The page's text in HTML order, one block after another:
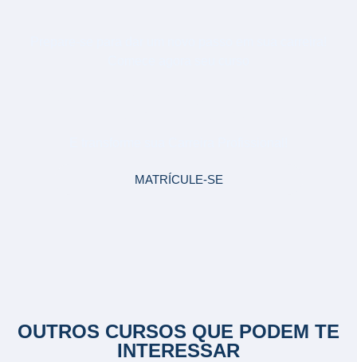
MATRÍCULE-SE
OUTROS CURSOS QUE PODEM TE
INTERESSAR